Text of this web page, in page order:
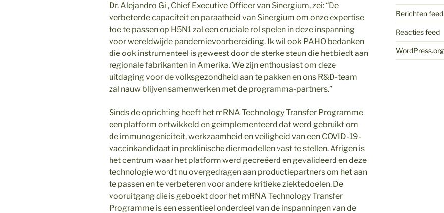
Dr. Alejandro Gil, Chief Executive Officer van Sinergium, zei: “De
verbeterde capaciteit en paraatheid van Sinergium om onze expertise
toe te passen op H5N1 zal een cruciale rol spelen in deze inspanning
voor wereldwijde pandemievoorbereiding. Ik wil ook PAHO bedanken
die ook instrumenteel is geweest door de sterke steun die het biedt aan
regionale fabrikanten in Amerika. We zijn enthousiast om deze
uitdaging voor de volksgezondheid aan te pakken en ons R&D-team
zal nauw blijven samenwerken met de programma-partners.”
Sinds de oprichting heeft het mRNA Technology Transfer Programme
een platform ontwikkeld en geïmplementeerd dat werd gebruikt om
de immunogeniciteit, werkzaamheid en veiligheid van een COVID-19-
vaccinkandidaat in preklinische diermodellen vast te stellen. Afrigen is
het centrum waar het platform werd gecreëerd en gevalideerd en deze
technologie wordt nu overgedragen aan productiepartners om het aan
te passen en te verbeteren voor andere kritieke ziektedoelen. De
vooruitgang die is geboekt door het mRNA Technology Transfer
Programme is een essentieel onderdeel van de inspanningen van de
Berichten feed
Reacties feed
WordPress.org